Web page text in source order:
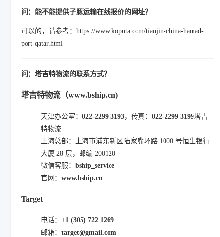
问：能不能提供子豚运输在线报价的网址？
可以的，请参考：https://www.koputa.com/tianjin-china-hamad-
port-qatar.html
问：塔吉特物流的联系方式？
塔吉特物流（www.bship.cn)
天津办公室： 022-2299 3193，传真： 022-2299 3199塔吉
特物流
上海总部：上海市浦东新区陆家嘴环路 1000 号恒生银行
大厦 28 层，邮编 200120
微信客服： bship_service
官网： www.bship.cn
Target
电话： +1 (305) 722 1269
邮箱： target@gmail.com